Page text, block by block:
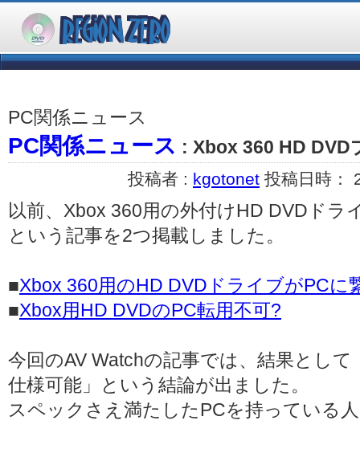
PC関係ニュース
PC関係ニュース : Xbox 360 HD DVD
投稿者 : kgotonet 投稿日時：
以前、Xbox 360用の外付けHD DVDドラ
という記事を2つ掲載しました。
■Xbox 360用のHD DVDドライブがPCに
■Xbox用HD DVDのPC転用不可?
今回のAV Watchの記事では、結果とし
仕様可能」という結論が出ました。
スペックさえ満たしたPCを持っている